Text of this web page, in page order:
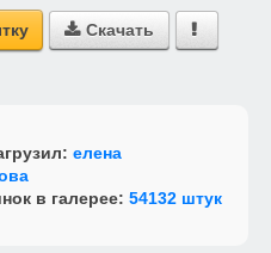
 Скачать 
елена
в галерее: 54132 штук